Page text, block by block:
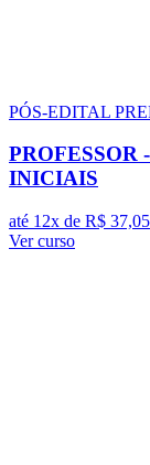
PÓS-EDITAL
PROFESSOR
INICIAIS
até 12x de R$ 37,05
Ver curso